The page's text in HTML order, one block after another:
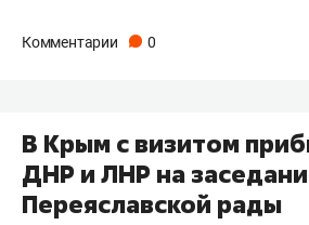
Комментарии 0
В Крым с визитом
ДНР и ЛНР на
Переяславской рады